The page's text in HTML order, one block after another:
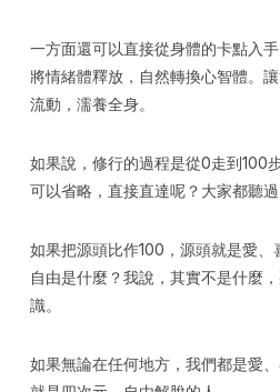
一方面還可以直接從身體的卡點入
將情緒體釋放，自然轉換心智體。
流動，濡養全身。
如果說，修行的過程是從0走到100
可以省略，直接直達呢？大家都聽過
如果把源頭比作100，源頭就是愛、
自由是什麼？我說，其實不是什麼
識。
如果無論在任何地方，我們都是愛